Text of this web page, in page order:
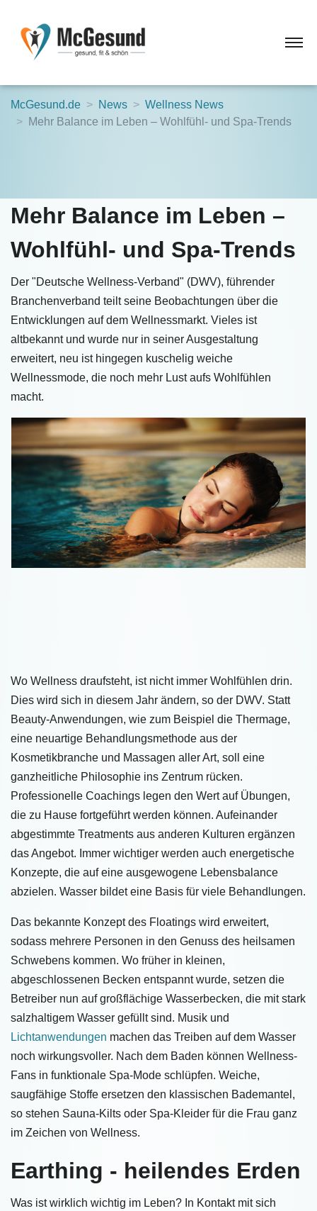
McGesund.de News
Wellness News
Mehr Balance im Leben – Wohlfühl- und Spa-Trends
Mehr Balance im Leben –
Wohlfühl- und Spa-Trends
Der "Deutsche Wellness-Verband" (DWV), führender
Branchenverband teilt seine Beobachtungen über die
Entwicklungen auf dem Wellnessmarkt. Vieles ist
altbekannt und wurde nur in seiner Ausgestaltung
erweitert, neu ist hingegen kuschelig weiche
Wellnessmode, die noch mehr Lust aufs Wohlfühlen
macht.
Wo Wellness draufsteht, ist nicht immer Wohlfühlen drin.
Dies wird sich in diesem Jahr ändern, so der DWV. Statt
Beauty-Anwendungen, wie zum Beispiel die Thermage,
eine neuartige Behandlungsmethode aus der
Kosmetikbranche und Massagen aller Art, soll eine
ganzheitliche Philosophie ins Zentrum rücken.
Professionelle Coachings legen den Wert auf Übungen,
die zu Hause fortgeführt werden können. Aufeinander
abgestimmte Treatments aus anderen Kulturen ergänzen
das Angebot. Immer wichtiger werden auch energetische
Konzepte, die auf eine ausgewogene Lebensbalance
abzielen. Wasser bildet eine Basis für viele Behandlungen.
Das bekannte Konzept des Floatings wird erweitert,
sodass mehrere Personen in den Genuss des heilsamen
Schwebens kommen. Wo früher in kleinen,
abgeschlossenen Becken entspannt wurde, setzen die
Betreiber nun auf großflächige Wasserbecken, die mit stark
salzhaltigem Wasser gefüllt sind. Musik und
Lichtanwendungen machen das Treiben auf dem Wasser
noch wirkungsvoller. Nach dem Baden können Wellness-
Fans in funktionale Spa-Mode schlüpfen. Weiche,
saugfähige Stoffe ersetzen den klassischen Bademantel,
so stehen Sauna-Kilts oder Spa-Kleider für die Frau ganz
im Zeichen von Wellness.
Earthing - heilendes Erden
Was ist wirklich wichtig im Leben? In Kontakt mit sich